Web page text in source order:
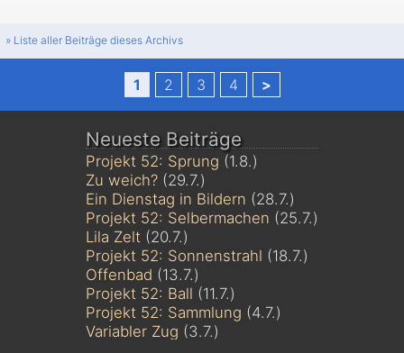
» Liste aller Beiträge dieses Archivs
1 2 3 4 >
Neueste Beiträge
Projekt 52: Sprung (1.8.)
Zu weich? (29.7.)
Ein Dienstag in Bildern (28.7.)
Projekt 52: Selbermachen (25.7.)
Lila Zelt (20.7.)
Projekt 52: Sonnenstrahl (18.7.)
Offenbad (13.7.)
Projekt 52: Ball (11.7.)
Projekt 52: Sammlung (4.7.)
Variabler Zug (3.7.)